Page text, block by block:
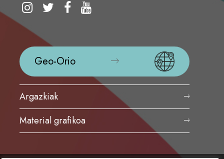
Geo-Orio
Argazkiak
Material grafikoa